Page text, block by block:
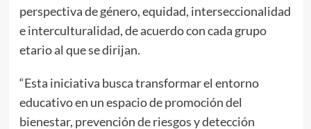
perspectiva de género, equidad, interseccionalidad
e interculturalidad, de acuerdo con cada grupo
etario al que se dirijan.
“Esta iniciativa busca transformar el entorno
educativo en un espacio de promoción del
bienestar, prevención de riesgos y detección